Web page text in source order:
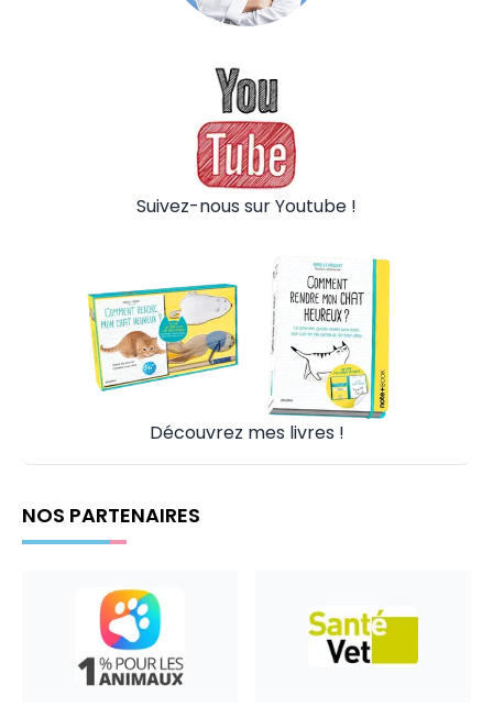
Suivez-nous sur Youtube !
Découvrez mes livres !
NOS PARTENAIRES